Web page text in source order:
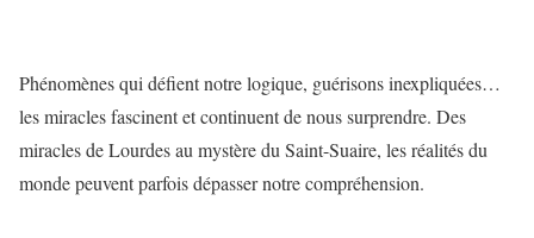
Phénomènes qui défient notre logique, guérisons inexpliquées…
les miracles fascinent et continuent de nous surprendre. Des
miracles de Lourdes au mystère du Saint-Suaire, les réalités du
monde peuvent parfois dépasser notre compréhension.